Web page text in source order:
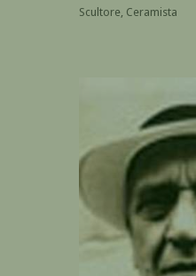
Scultore, Ceramista